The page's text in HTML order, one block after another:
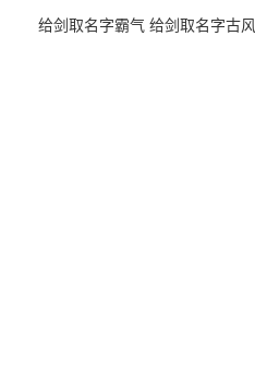
给剑取名字霸气 给剑取名字古风